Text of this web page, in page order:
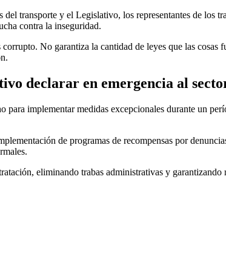
transporte y el Legislativo, los representantes de los
contra la inseguridad.
No garantiza la cantidad de leyes que las
declarar en emergencia al
implementar medidas excepcionales durante un
de programas de recompensas por
eliminando trabas administrativas y garantizando